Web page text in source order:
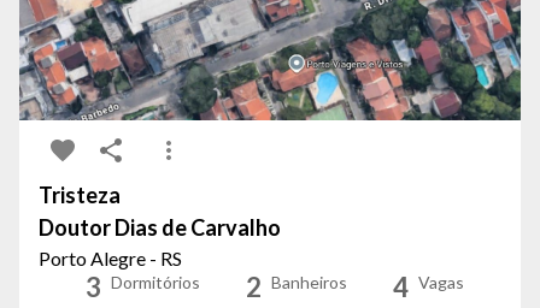
Tristeza
Doutor Dias de Carvalho
Porto Alegre - RS
3 Dormitórios 2 Banheiros 4 Vagas